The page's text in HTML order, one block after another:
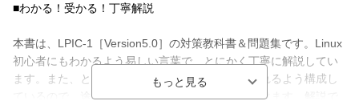
■わかる！受かる！丁寧解説
本書は、LPIC-1［Version5.0］の対策教科書＆問題集です。Linux
初心者にもわかるよう易しい言葉で、とにかく丁寧に解説してい
ます。また、とっつきやすい内容から順に進められるよう構成し
ているので、途中でつまずくことなく学習いただけます。解説で